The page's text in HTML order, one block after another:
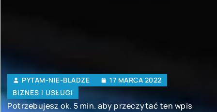
PYTAM-NIE-BLADZE
17 MARCA 2022
BIZNES I USŁUGI
Potrzebujesz ok. 5 min. aby przeczytać ten wpis